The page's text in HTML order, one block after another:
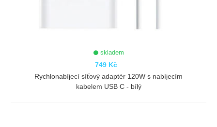
skladem
749 Kč
Rychlonabíjecí síťový adaptér 120W s nabíjecím
kabelem USB C - bílý